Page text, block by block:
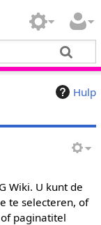
Hulp
Wiki. U kunt de
te selecteren, of
paginatitel